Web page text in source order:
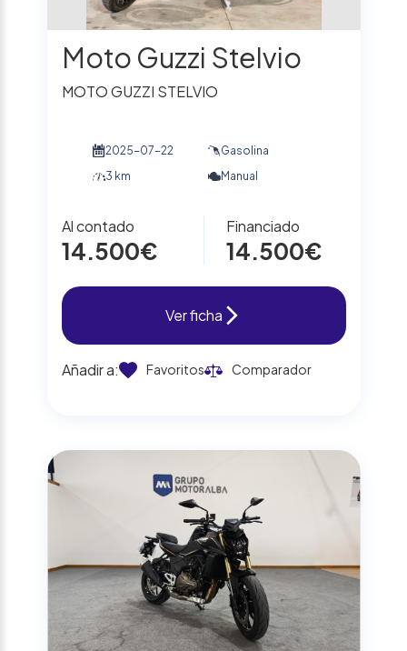
Moto Guzzi Stelvio
MOTO GUZZI STELVIO
2025-07-22
Gasolina
3 km
Manual
Al contado
14.500€
Financiado
14.500€
Ver ficha
Añadir a: Favoritos Comparador